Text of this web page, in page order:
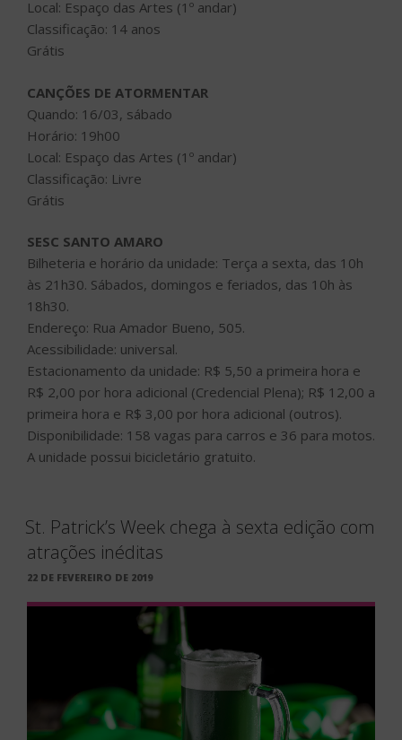
Local: Espaço das Artes (1º andar)
Classificação: 14 anos
Grátis
CANÇÕES DE ATORMENTAR
Quando: 16/03, sábado
Horário: 19h00
Local: Espaço das Artes (1º andar)
Classificação: Livre
Grátis
SESC SANTO AMARO
Bilheteria e horário da unidade: Terça a sexta, das 10h
às 21h30. Sábados, domingos e feriados, das 10h às
18h30.
Endereço: Rua Amador Bueno, 505.
Acessibilidade: universal.
Estacionamento da unidade: R$ 5,50 a primeira hora e
R$ 2,00 por hora adicional (Credencial Plena); R$ 12,00 a
primeira hora e R$ 3,00 por hora adicional (outros).
Disponibilidade: 158 vagas para carros e 36 para motos.
A unidade possui bicicletário gratuito.
St. Patrick’s Week chega à sexta edição com
atrações inéditas
PUBLICADO
22 DE FEVEREIRO DE 2019